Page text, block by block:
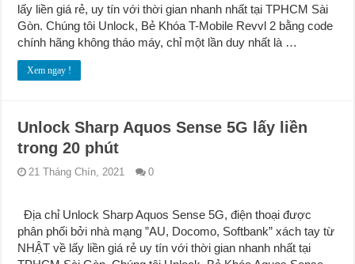
lấy liền giá rẻ, uy tín với thời gian nhanh nhất tại TPHCM Sài
Gòn. Chúng tôi Unlock, Bẻ Khóa T-Mobile Revvl 2 bằng code
chính hãng không tháo máy, chỉ một lần duy nhất là …
Xem ngay !
Unlock Sharp Aquos Sense 5G lấy liền
trong 20 phút
21 Tháng Chín, 2021 0
Địa chỉ Unlock Sharp Aquos Sense 5G, điện thoại được
phân phối bởi nhà mạng ”AU, Docomo, Softbank” xách tay từ
NHẬT về lấy liền giá rẻ uy tín với thời gian nhanh nhất tại